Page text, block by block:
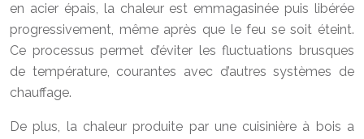
en acier épais, la chaleur est emmagasinée puis libérée
progressivement, même après que le feu se soit éteint.
Ce processus permet d’éviter les fluctuations brusques
de température, courantes avec d’autres systèmes de
chauffage.
De plus, la chaleur produite par une cuisinière à bois a